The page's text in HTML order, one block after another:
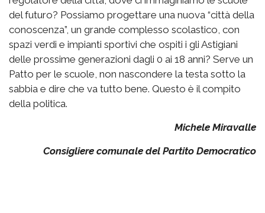
del futuro? Possiamo progettare una nuova “città della
conoscenza”, un grande complesso scolastico, con
spazi verdi e impianti sportivi che ospiti i gli Astigiani
delle prossime generazioni dagli 0 ai 18 anni? Serve un
Patto per le scuole, non nascondere la testa sotto la
sabbia e dire che va tutto bene. Questo è il compito
della politica.
Michele Miravalle
Consigliere comunale del Partito Democratico